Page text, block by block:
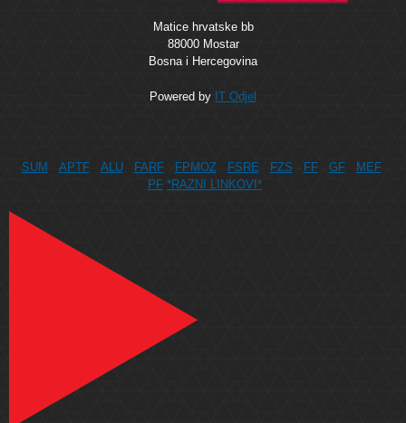
Matice hrvatske bb
88000 Mostar
Bosna i Hercegovina
Powered by IT Odjel
SUM APTF ALU FARF FPMOZ FSRE FZS FF GF
MEF
PF *RAZNI LINKOVI*